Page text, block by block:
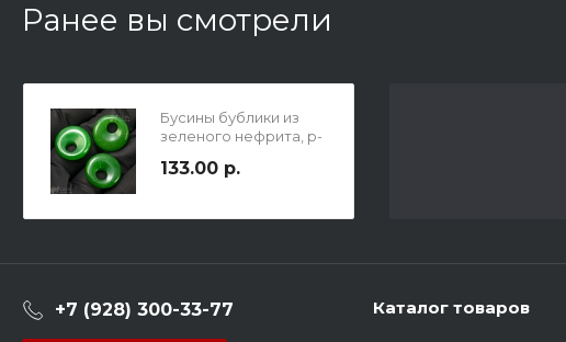
Ранее вы смотрели
Бусины бублики из
зеленого нефрита, р-
133.00 р.
+7 (928) 300-33-77 Каталог товаров